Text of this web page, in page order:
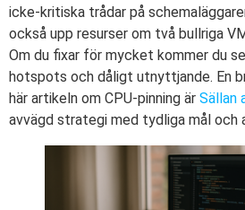
icke-kritiska trådar på
också upp resurser om två bullriga
Om du fixar för mycket kommer du
hotspots och dåligt utnyttjande. En
här artikeln om CPU-pinning är Sällan
avvägd strategi med tydliga mål och